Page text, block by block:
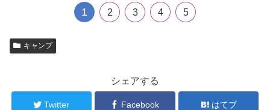
1 2 3 4 5
キャンプ
シェアする
Twitter Facebook はてブ